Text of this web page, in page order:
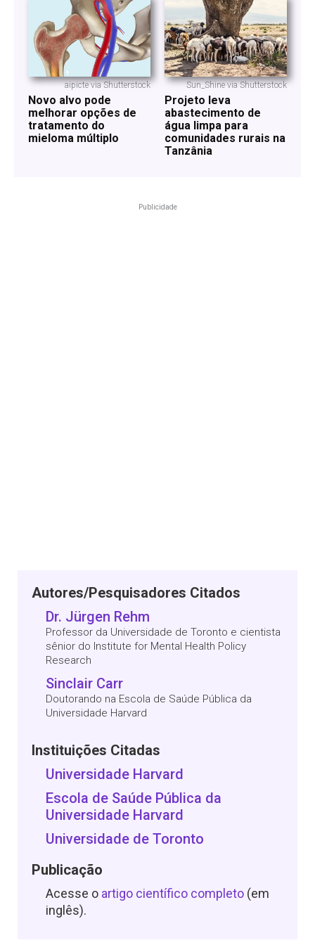
aipicte via Shutterstock
Novo alvo pode
melhorar opções de
tratamento do
mieloma múltiplo
Sun_Shine via Shutterstock
Projeto leva
abastecimento de
água limpa para
comunidades rurais na
Tanzânia
Publicidade
Autores/Pesquisadores Citados
Dr. Jürgen Rehm
Professor da Universidade de Toronto e cientista
sênior do Institute for Mental Health Policy
Research
Sinclair Carr
Doutorando na Escola de Saúde Pública da
Universidade Harvard
Instituições Citadas
Universidade Harvard
Escola de Saúde Pública da
Universidade Harvard
Universidade de Toronto
Publicação
Acesse o artigo científico completo (em
inglês).